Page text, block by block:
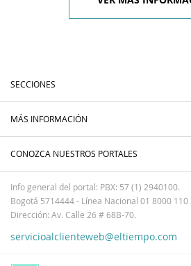
SECCIONES
MÁS INFORMACIÓN
CONOZCA NUESTROS PORTALES
Info general del portal: PBX: 57 (1) 2940100.
Bogotá 5714444 - Línea Nacional 01 8000 110
Dirección: Av. Calle 26 # 68B-70.
servicioalclienteweb@eltiempo.com